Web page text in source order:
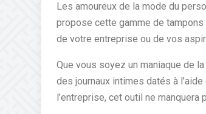
Les amoureux de la mode du
propose cette gamme de
de votre entreprise ou de vos
Que vous soyez un maniaque de
des journaux intimes datés à l’aide
l’entreprise, cet outil ne